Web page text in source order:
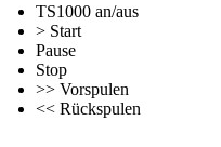
TS1000 an/aus
> Start
Pause
Stop
>> Vorspulen
<< Rückspulen